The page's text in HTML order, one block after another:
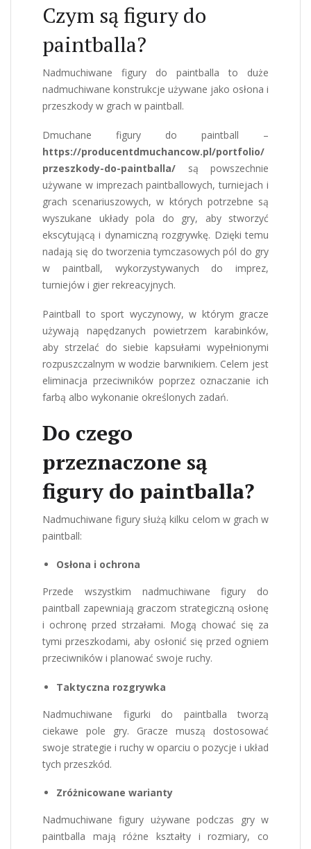
Czym są figury do
paintballa?
Nadmuchiwane figury do paintballa to duże
nadmuchiwane konstrukcje używane jako osłona i
przeszkody w grach w paintball.
Dmuchane figury do paintball –
https://producentdmuchancow.pl/portfolio/
przeszkody-do-paintballa/ są powszechnie
używane w imprezach paintballowych, turniejach i
grach scenariuszowych, w których potrzebne są
wyszukane układy pola do gry, aby stworzyć
ekscytującą i dynamiczną rozgrywkę. Dzięki temu
nadają się do tworzenia tymczasowych pól do gry
w paintball, wykorzystywanych do imprez,
turniejów i gier rekreacyjnych.
Paintball to sport wyczynowy, w którym gracze
używają napędzanych powietrzem karabinków,
aby strzelać do siebie kapsułami wypełnionymi
rozpuszczalnym w wodzie barwnikiem. Celem jest
eliminacja przeciwników poprzez oznaczanie ich
farbą albo wykonanie określonych zadań.
Do czego
przeznaczone są
figury do paintballa?
Nadmuchiwane figury służą kilku celom w grach w
paintball:
Osłona i ochrona
Przede wszystkim nadmuchiwane figury do
paintball zapewniają graczom strategiczną osłonę
i ochronę przed strzałami. Mogą chować się za
tymi przeszkodami, aby osłonić się przed ogniem
przeciwników i planować swoje ruchy.
Taktyczna rozgrywka
Nadmuchiwane figurki do paintballa tworzą
ciekawe pole gry. Gracze muszą dostosować
swoje strategie i ruchy w oparciu o pozycje i układ
tych przeszkód.
Zróżnicowane warianty
Nadmuchiwane figury używane podczas gry w
paintballa mają różne kształty i rozmiary, co